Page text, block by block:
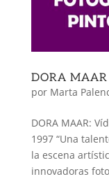
DORA MAAR
por Marta
DORA MAAR:
1997 “Una
la escena
innovadoras